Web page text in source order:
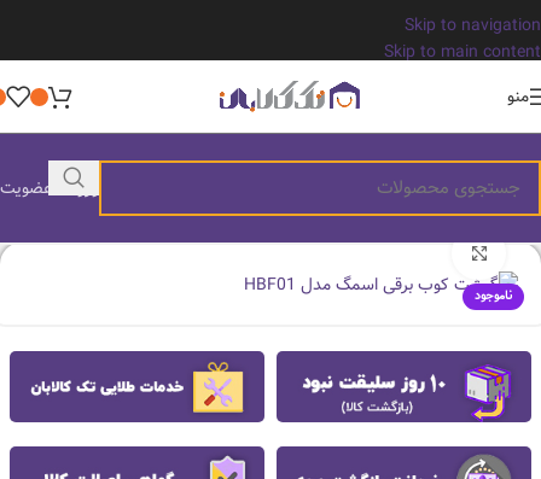
Skip to navigation
Skip to main content
منو
ورود / عضویت
ناموجود